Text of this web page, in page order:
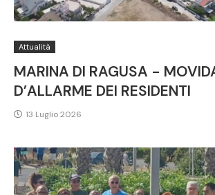
Attualità
MARINA DI RAGUSA -
D’ALLARME DEI RESIDENTI
13 Luglio 2026